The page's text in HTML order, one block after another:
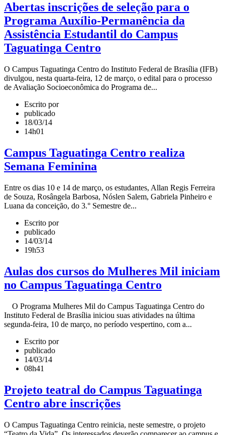
Abertas inscrições de seleção para o
Programa Auxílio-Permanência da
Assistência Estudantil do Campus
Taguatinga Centro
O Campus Taguatinga Centro do Instituto Federal de Brasília (IFB)
divulgou, nesta quarta-feira, 12 de março, o edital para o processo
de Avaliação Socioeconômica do Programa de...
Escrito por
publicado
18/03/14
14h01
Campus Taguatinga Centro realiza
Semana Feminina
Entre os dias 10 e 14 de março, os estudantes, Allan Regis Ferreira
de Souza, Rosângela Barbosa, Nóslen Salem, Gabriela Pinheiro e
Luana da conceição, do 3.° Semestre de...
Escrito por
publicado
14/03/14
19h53
Aulas dos cursos do Mulheres Mil iniciam
no Campus Taguatinga Centro
O Programa Mulheres Mil do Campus Taguatinga Centro do
Instituto Federal de Brasília iniciou suas atividades na última
segunda-feira, 10 de março, no período vespertino, com a...
Escrito por
publicado
14/03/14
08h41
Projeto teatral do Campus Taguatinga
Centro abre inscrições
O Campus Taguatinga Centro reinicia, neste semestre, o projeto